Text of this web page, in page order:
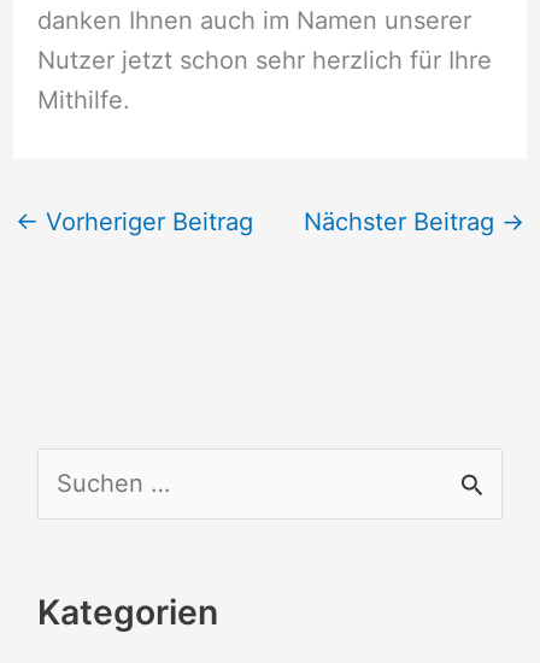
danken Ihnen auch im Namen unserer
Nutzer jetzt schon sehr herzlich für Ihre
Mithilfe.
← Vorheriger Beitrag Nächster Beitrag →
u
h
Kategorien